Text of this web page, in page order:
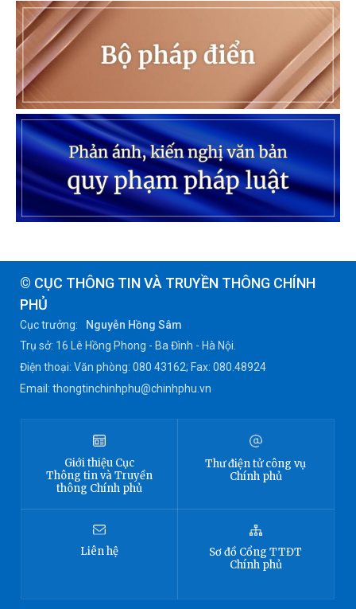
© CỤC THÔNG TIN VÀ TRUYỀN THÔNG CHÍNH
PHỦ
Cục trưởng:
Nguyễn Hồng Sâm
Trụ sở: 16 Lê Hồng Phong - Ba Đình - Hà Nội.
Điện thoại: Văn phòng: 080 43162; Fax: 080.48924
Email: thongtinchinhphu@chinhphu.vn
Giới thiệu Cục
Thông tinvà Truyền
thông Chính phủ
Thư điện tử công vụ
Chính phủ
Liên hệ Sơ đồ Cổng TTĐT
Chính phủ